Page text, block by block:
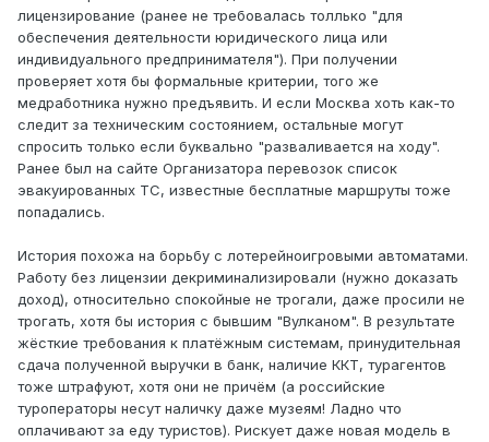
лицензирование (ранее не требовалась толлько "для
обеспечения деятельности юридического лица или
индивидуального предпринимателя"). При получении
проверяет хотя бы формальные критерии, того же
медработника нужно предъявить. И если Москва хоть как-то
следит за техническим состоянием, остальные могут
спросить только если буквально "разваливается на ходу".
Ранее был на сайте Организатора перевозок список
эвакуированных ТС, известные бесплатные маршруты тоже
попадались.
История похожа на борьбу с лотерейноигровыми автоматами.
Работу без лицензии декриминализировали (нужно доказать
доход), относительно спокойные не трогали, даже просили не
трогать, хотя бы история с бывшим "Вулканом". В результате
жёсткие требования к платёжным системам, принудительная
сдача полученной выручки в банк, наличие ККТ, турагентов
тоже штрафуют, хотя они не причём (а российские
туроператоры несут наличку даже музеям! Ладно что
оплачивают за еду туристов). Рискует даже новая модель в